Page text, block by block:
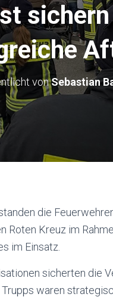
vonSebastian
die
Roten Kreuz im
im Einsatz.
sicherten die
waren